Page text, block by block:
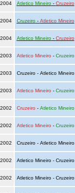
Atletico Mineiro- Cruzeiro
Cruzeiro- Atletico Mineiro
Atletico Mineiro- Cruzeiro
Atletico Mineiro - Cruzeiro
Cruzeiro - Atletico Mineiro
Atletico Mineiro - Cruzeiro
Cruzeiro - Atletico Mineiro
Atletico Mineiro - Cruzeiro
Cruzeiro - Atletico Mineiro
Atletico Mineiro - Cruzeiro
Atletico Mineiro - Cruzeiro